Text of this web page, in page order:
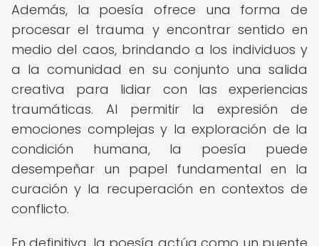
Además, la poesía ofrece una forma de
procesar el trauma y encontrar sentido en
medio del caos, brindando a los individuos y
a la comunidad en su conjunto una salida
creativa para lidiar con las experiencias
traumáticas. Al permitir la expresión de
emociones complejas y la exploración de la
condición humana, la poesía puede
desempeñar un papel fundamental en la
curación y la recuperación en contextos de
conflicto.